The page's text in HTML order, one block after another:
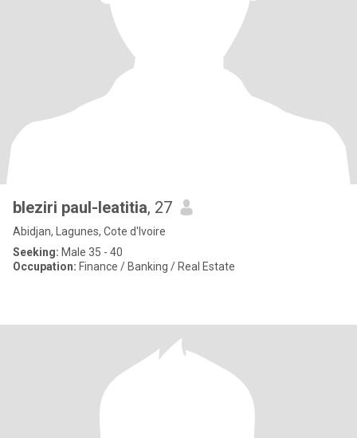
bleziri paul-leatitia, 27
Abidjan, Lagunes, Cote d'Ivoire
Seeking: Male 35 - 40
Occupation: Finance / Banking / Real Estate